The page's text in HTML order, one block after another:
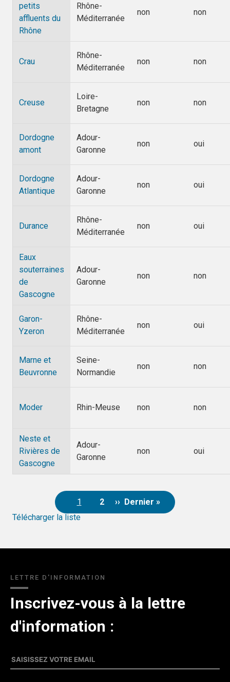
petits
affluents du
Rhône
Rhône-
Méditerranée
non non
Crau
Rhône-
Méditerranée
non non
Creuse
Loire-
Bretagne
non non
Dordogne
amont
Adour-
Garonne
non oui
Dordogne
Atlantique
Adour-
Garonne
non oui
Durance
Rhône-
Méditerranée
non oui
Eaux
souterraines
de
Gascogne
Adour-
Garonne
non non
Garon-
Yzeron
Rhône-
Méditerranée
non oui
Marne et
Beuvronne
Seine-
Normandie
non non
Moder Rhin-Meuse non non
Neste et
Rivières de
Gascogne
Adour-
Garonne
non oui
Pagination
Page
courante
1
Page
2
Page suivante
››
Dernière page
Dernier »
Télécharger la liste
LETTRE D'INFORMATION
Inscrivez-vous à la lettre
d'information :